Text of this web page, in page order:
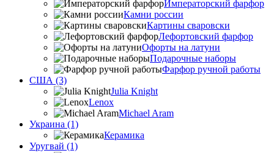
Императорский фарфор
Камни россии
Картины сваровски
Лефортовский фарфор
Офорты на латуни
Подарочные наборы
Фарфор ручной работы
США (3)
Julia Knight
Lenox
Michael Aram
Украина (1)
Керамика
Уругвай (1)